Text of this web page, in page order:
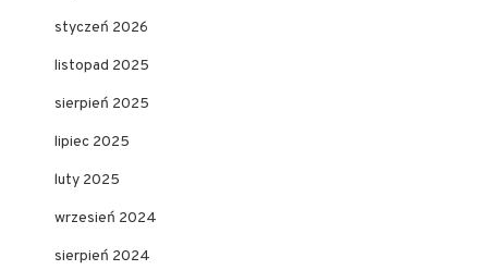
styczeń 2026
listopad 2025
sierpień 2025
lipiec 2025
luty 2025
wrzesień 2024
sierpień 2024